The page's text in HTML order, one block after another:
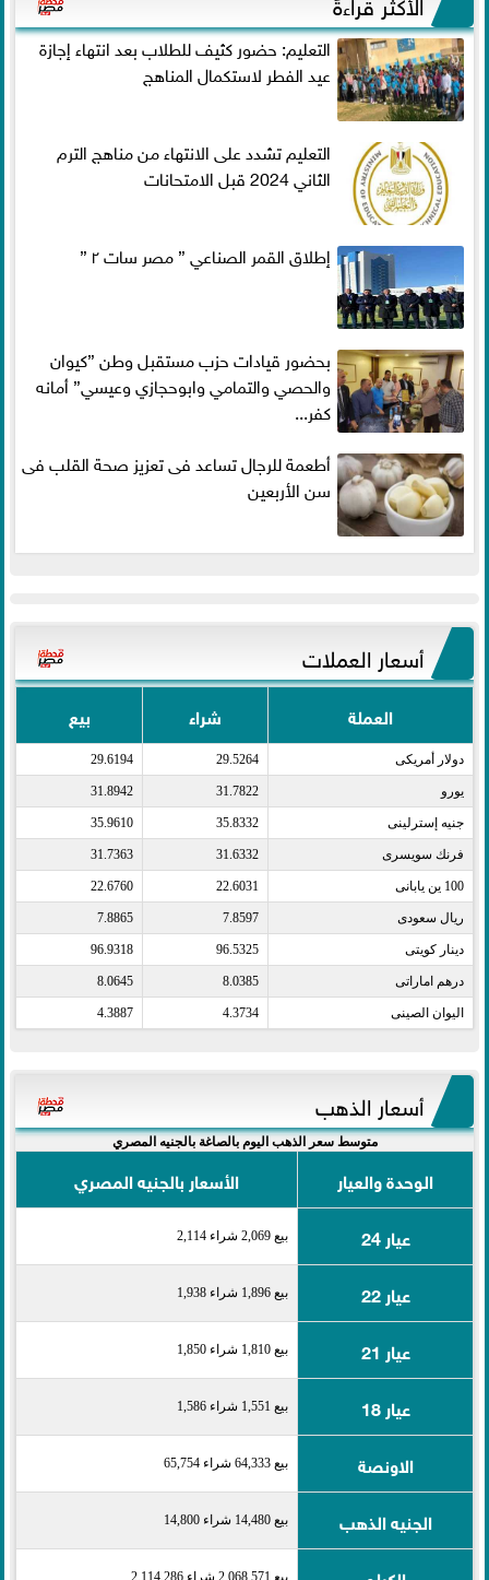
التعليم: حضور كثيف للطلاب بعد انتهاء إجازة
عيد الفطر لاستكمال المناهج
التعليم تشدد على الانتهاء من مناهج الترم
الثاني 2024 قبل الامتحانات
إطلاق القمر الصناعي ” مصر سات ٢ ”
بحضور قيادات حزب مستقبل وطن ”كيوان
والحصي والتمامي وابوحجازي وعيسي” أمانه
كفر...
أطعمة للرجال تساعد فى تعزيز صحة القلب فى
سن الأربعين
أسعار العملات
العملة شراء بيع
دولار أمريكى​ 29.5264
29.6194
يورو​ 31.7822
31.8942
جنيه إسترلينى​ 35.8332
35.9610
فرنك سويسرى​ 31.6332
31.7363
100 ين يابانى​ 22.6031
22.6760
ريال سعودى​ 7.8597
7.8865
دينار كويتى​ 96.5325
96.9318
درهم اماراتى​ 8.0385
8.0645
اليوان الصينى​ 4.3734
4.3887
أسعار الذهب
متوسط سعر الذهب اليوم بالصاغة بالجنيه المصري
الوحدة والعيار
الأسعار بالجنيه المصري
عيار 24
بيع 2,069 شراء 2,114
عيار 22 بيع 1,896 شراء 1,938
عيار 21 بيع 1,810 شراء 1,850
عيار 18 بيع 1,551 شراء 1,586
الاونصة بيع 64,333 شراء 65,754
الجنيه الذهب بيع 14,480 شراء 14,800
بيع 2,068,571 شراء 2,114,286